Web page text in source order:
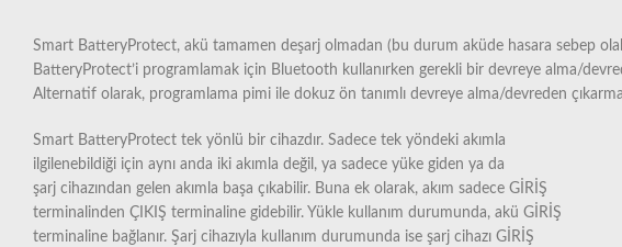
Smart BatteryProtect, akü tamamen deşarj olmadan (bu durum aküde hasara sebep
BatteryProtect’i programlamak için Bluetooth kullanırken gerekli bir devreye alma/
Alternatif olarak, programlama pimi ile dokuz ön tanımlı devreye alma/devreden
Smart BatteryProtect tek yönlü bir cihazdır. Sadece tek yöndeki akımla
ilgilenebildiği için aynı anda iki akımla değil, ya sadece yüke giden ya da
şarj cihazından gelen akımla başa çıkabilir. Buna ek olarak, akım sadece GİRİŞ
terminalinden ÇIKIŞ terminaline gidebilir. Yükle kullanım durumunda, akü GİRİŞ
terminaline bağlanır. Şarj cihazıyla kullanım durumunda ise şarj cihazı GİRİŞ